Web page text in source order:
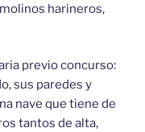
harineros,
previo concurso:
sus paredes y
nave que tiene de
tantos de alta,